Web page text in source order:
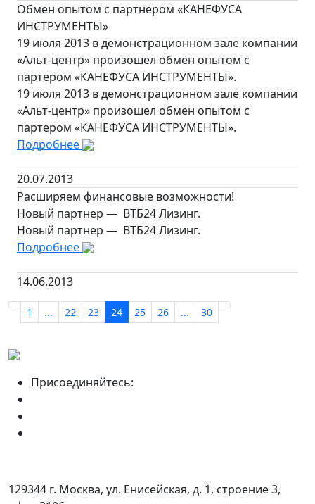
Обмен опытом с партнером «КАНЕФУСА
ИНСТРУМЕНТЫ»
19 июля 2013 в демонстрационном зале компании
«Альт-центр» произошел обмен опытом с
партером «КАНЕФУСА ИНСТРУМЕНТЫ».
19 июля 2013 в демонстрационном зале компании
«Альт-центр» произошел обмен опытом с
партером «КАНЕФУСА ИНСТРУМЕНТЫ».
Подробнее
20.07.2013
Расширяем финансовые возможности!
Новый партнер — ВТБ24 Лизинг.
Новый партнер — ВТБ24 Лизинг.
Подробнее
14.06.2013
1 ... 22 23 24 25 26 ... 30
Присоединяйтесь:
129344 г. Москва, ул. Енисейская, д. 1, строение 3,